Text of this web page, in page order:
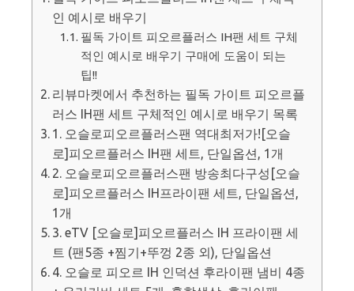
인 예시로 배우기
필독 가이트 피오르플러스 IH팬 세트 구체
적인 예시로 배우기 구매에 도움이 되는
팁!!
리뷰마켓에서 추천하는 필독 가이트 피오르플
러스 IH팬 세트 구체적인 예시로 배우기 목록
1. 오슬로피오르플러스팬 역대최저가![오슬
로]피오르플러스 IH팬 세트, 단일옵션, 1개
2. 오슬로피오르플러스팬 방송최다구성[오슬
로]피오르플러스 IH프라이팬 세트, 단일옵션,
1개
3. eTV [오슬로]피오르플러스 IH 프라이팬 세
트 (팬5종 +찜기+뚜껑 2종 외), 단일옵션
4. 오슬로 피오르 IH 인덕션 후라이팬 냄비 4종